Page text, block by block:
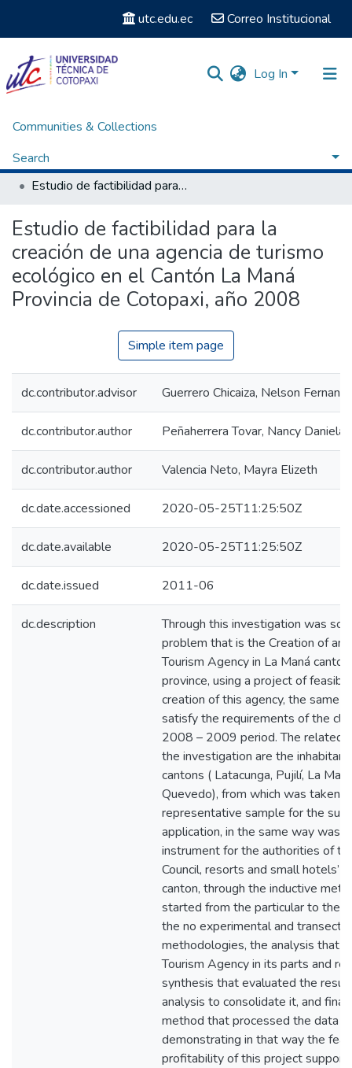
utc.edu.ec Correo Institucional
Log In
Communities & Collections
Search
Statistics
Home
Titulación - Ingeniería Comercial
Estudio de factibilidad para la creación de una agencia de turismo ecológico en el Cantón La Maná Provincia de Cotopaxi, año 2008
Estudio de factibilidad para la
creación de una agencia de turismo
ecológico en el Cantón La Maná
Provincia de Cotopaxi, año 2008
Simple item page
dc.contributor.advisor Guerrero Chicaiza, Nelson
dc.contributor.author Peñaherrera Tovar, Nancy Daniela
dc.contributor.author Valencia Neto, Mayra Elizeth
dc.date.accessioned 2020-05-25T11:25:50Z
dc.date.available 2020-05-25T11:25:50Z
dc.date.issued 2011-06
dc.description
Through this investigation was
problem that is the Creation of an
Tourism Agency in La Maná
province, using a project of
creation of this agency, the same
satisfy the requirements of the
2008 – 2009 period. The related
the investigation are the
cantons ( Latacunga, Pujilí, La
Quevedo), from which was taken a
representative sample for the
application, in the same way was
instrument for the authorities of
Council, resorts and small hotels’
canton, through the inductive
started from the particular to the
the no experimental and
methodologies, the analysis that
Tourism Agency in its parts and
synthesis that evaluated the
analysis to consolidate it, and
method that processed the data
demonstrating in that way the
profitability of this project